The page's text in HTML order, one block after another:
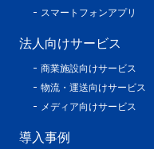
スマートフォンアプリ
法人向けサービス
商業施設向けサービス
物流・運送向けサービス
メディア向けサービス
導入事例